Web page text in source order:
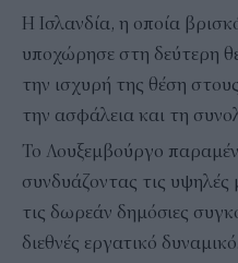
Η Ισλανδία, η οποία
υποχώρησε στη δεύτερη
την ισχυρή της θέση
την ασφάλεια και τη
Το Λουξεμβούργο
συνδυάζοντας τις υψηλές
τις δωρεάν δημόσιες
διεθνές εργατικό δυναμικό.